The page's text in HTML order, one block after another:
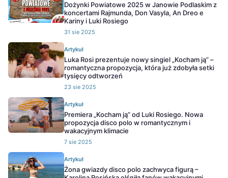
Dożynki Powiatowe 2025 w Janowie Podlaskim z
koncertami Rajmunda, Don Vasyla, An Dreo e
Kariny i Luki Rosiego
31 sie 2025
Artykuł
Luka Rosi prezentuje nowy singiel „Kocham ją” –
romantyczna propozycja, która już zdobyła setki
tysięcy odtworzeń
23 sie 2025
Artykuł
Premiera „Kocham ją” od Luki Rosiego. Nowa
propozycja disco polo w romantycznym i
wakacyjnym klimacie
7 sie 2025
Artykuł
Żona gwiazdy disco polo zachwyca figurą –